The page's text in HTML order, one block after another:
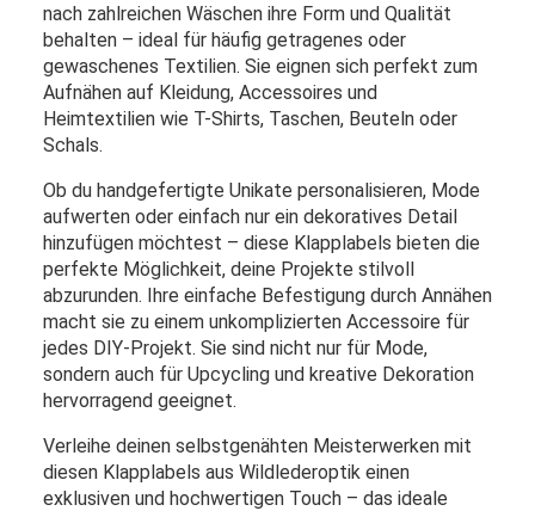
nach zahlreichen Wäschen ihre Form und Qualität
behalten – ideal für häufig getragenes oder
gewaschenes Textilien. Sie eignen sich perfekt zum
Aufnähen auf Kleidung, Accessoires und
Heimtextilien wie T-Shirts, Taschen, Beuteln oder
Schals.
Ob du handgefertigte Unikate personalisieren, Mode
aufwerten oder einfach nur ein dekoratives Detail
hinzufügen möchtest – diese Klapplabels bieten die
perfekte Möglichkeit, deine Projekte stilvoll
abzurunden. Ihre einfache Befestigung durch Annähen
macht sie zu einem unkomplizierten Accessoire für
jedes DIY-Projekt. Sie sind nicht nur für Mode,
sondern auch für Upcycling und kreative Dekoration
hervorragend geeignet.
Verleihe deinen selbstgenähten Meisterwerken mit
diesen Klapplabels aus Wildlederoptik einen
exklusiven und hochwertigen Touch – das ideale